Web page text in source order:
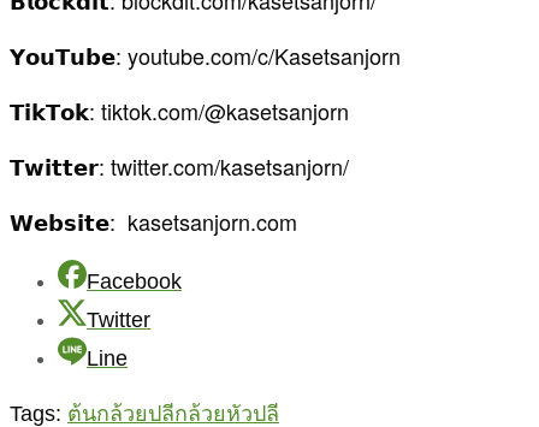
𝗬𝗼𝘂𝗧𝘂𝗯𝗲: youtube.com/c/Kasetsanjorn
𝗧𝗶𝗸𝗧𝗼𝗸: tiktok.com/@kasetsanjorn
𝗧𝘄𝗶𝘁𝘁𝗲𝗿: twitter.com/kasetsanjorn/
𝗪𝗲𝗯𝘀𝗶𝘁𝗲: kasetsanjorn.com
Facebook
Twitter
Line
Tags: ต้นกล้วยปลีกล้วยหัวปลี